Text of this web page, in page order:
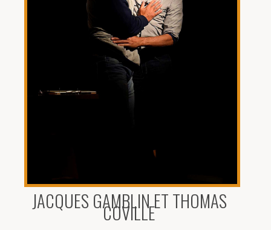
JACQUES GAMBLIN ET THOMAS
COVILLE